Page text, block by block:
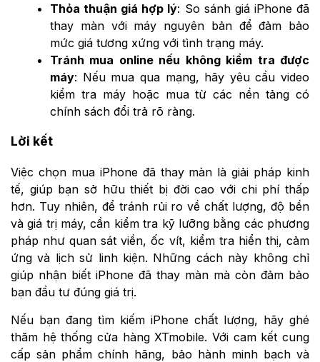
Thỏa thuận giá hợp lý: So sánh giá iPhone đã
thay màn với máy nguyên bản để đảm bảo
mức giá tương xứng với tình trạng máy.
Tránh mua online nếu không kiểm tra được
máy: Nếu mua qua mạng, hãy yêu cầu video
kiểm tra máy hoặc mua từ các nền tảng có
chính sách đổi trả rõ ràng.
Lời kết
Việc chọn mua iPhone đã thay màn là giải pháp kinh
tế, giúp bạn sở hữu thiết bị đời cao với chi phí thấp
hơn. Tuy nhiên, để tránh rủi ro về chất lượng, độ bền
và giá trị máy, cần kiểm tra kỹ lưỡng bằng các phương
pháp như quan sát viền, ốc vít, kiểm tra hiển thị, cảm
ứng và lịch sử linh kiện. Những cách này không chỉ
giúp nhận biết iPhone đã thay màn mà còn đảm bảo
bạn đầu tư đúng giá trị.
Nếu bạn đang tìm kiếm iPhone chất lượng, hãy ghé
thăm hệ thống cửa hàng XTmobile. Với cam kết cung
cấp sản phẩm chính hãng, bảo hành minh bạch và